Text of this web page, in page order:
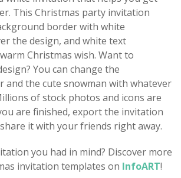
This Christmas party invitation
border with white
the design, and white text
Christmas wish. Want to
You can change the
and the cute snowman with whatever
of stock photos and icons are
are finished, export the invitation
it with your friends right away.
you had in mind? Discover more
invitation templates on InfoART!